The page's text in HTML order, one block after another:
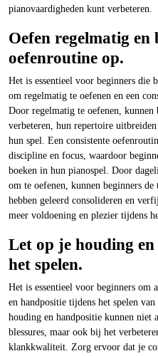
pianovaardigheden kunt verbeteren.
Oefen regelmatig en
oefenroutine op.
Het is essentieel voor beginners die
om regelmatig te oefenen en een
Door regelmatig te oefenen, kunnen
verbeteren, hun repertoire
hun spel. Een consistente
discipline en focus, waardoor
boeken in hun pianospel. Door
om te oefenen, kunnen beginners
hebben geleerd consolideren en
meer voldoening en plezier tijdens
Let op je houding
het spelen.
Het is essentieel voor beginners om
en handpositie tijdens het spelen
houding en handpositie kunnen niet
blessures, maar ook bij het
klankkwaliteit. Zorg ervoor dat je